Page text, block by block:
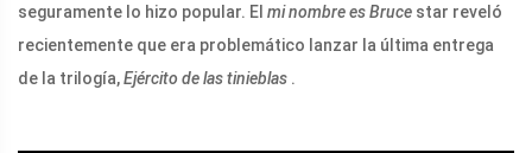
seguramente lo hizo popular. El mi nombre es Bruce star reveló
recientemente que era problemático lanzar la última entrega
de la trilogía,Ejército de las tinieblas .